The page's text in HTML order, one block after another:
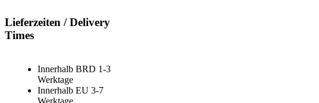
Lieferzeiten / Delivery
Times
Innerhalb BRD 1-3
Werktage
Innerhalb EU 3-7
Werktage